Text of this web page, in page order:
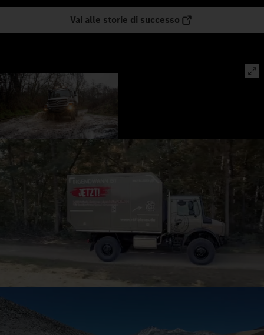
Vai alle storie di successo